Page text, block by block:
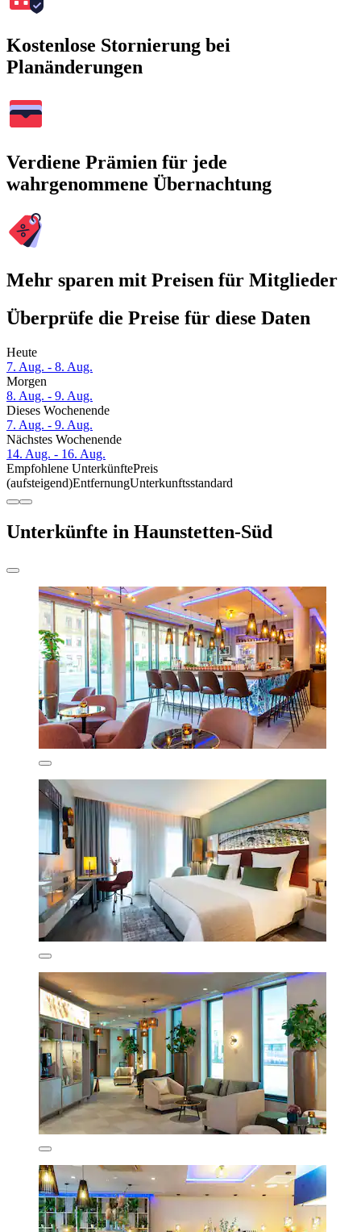
Kostenlose Stornierung bei
Planänderungen
Verdiene Prämien für jede
wahrgenommene Übernachtung
Mehr sparen mit Preisen für Mitglieder
Überprüfe die Preise für diese Daten
Heute
7. Aug. - 8. Aug.
Morgen
8. Aug. - 9. Aug.
Dieses Wochenende
7. Aug. - 9. Aug.
Nächstes Wochenende
14. Aug. - 16. Aug.
Empfohlene UnterkünftePreis
(aufsteigend)EntfernungUnterkunftsstandard
Unterkünfte in Haunstetten-Süd